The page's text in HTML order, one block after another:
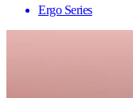
Ergo Series